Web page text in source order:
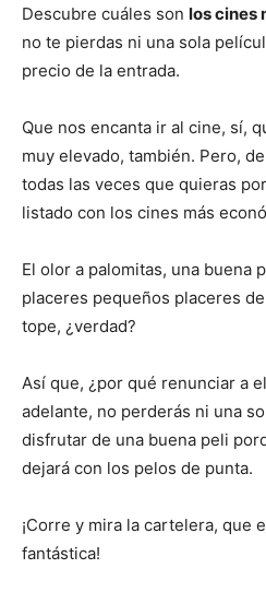
Descubre cuáles son los cines
no te pierdas ni una sola
precio de la entrada.
Que nos encanta ir al cine, sí,
muy elevado, también. Pero,
todas las veces que quieras
listado con los cines más
El olor a palomitas, una buena
placeres pequeños placeres
tope, ¿verdad?
Así que, ¿por qué renunciar a
adelante, no perderás ni una
disfrutar de una buena peli
dejará con los pelos de punta.
¡Corre y mira la cartelera, que
fantástica!